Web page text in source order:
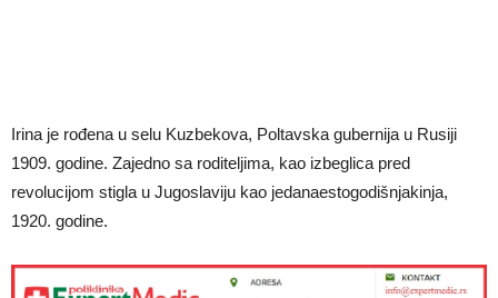
Irina je rođena u selu Kuzbekova, Poltavska gubernija u Rusiji
1909. godine. Zajedno sa roditeljima, kao izbeglica pred
revolucijom stigla u Jugoslaviju kao jedanaestogodišnjakinja,
1920. godine.